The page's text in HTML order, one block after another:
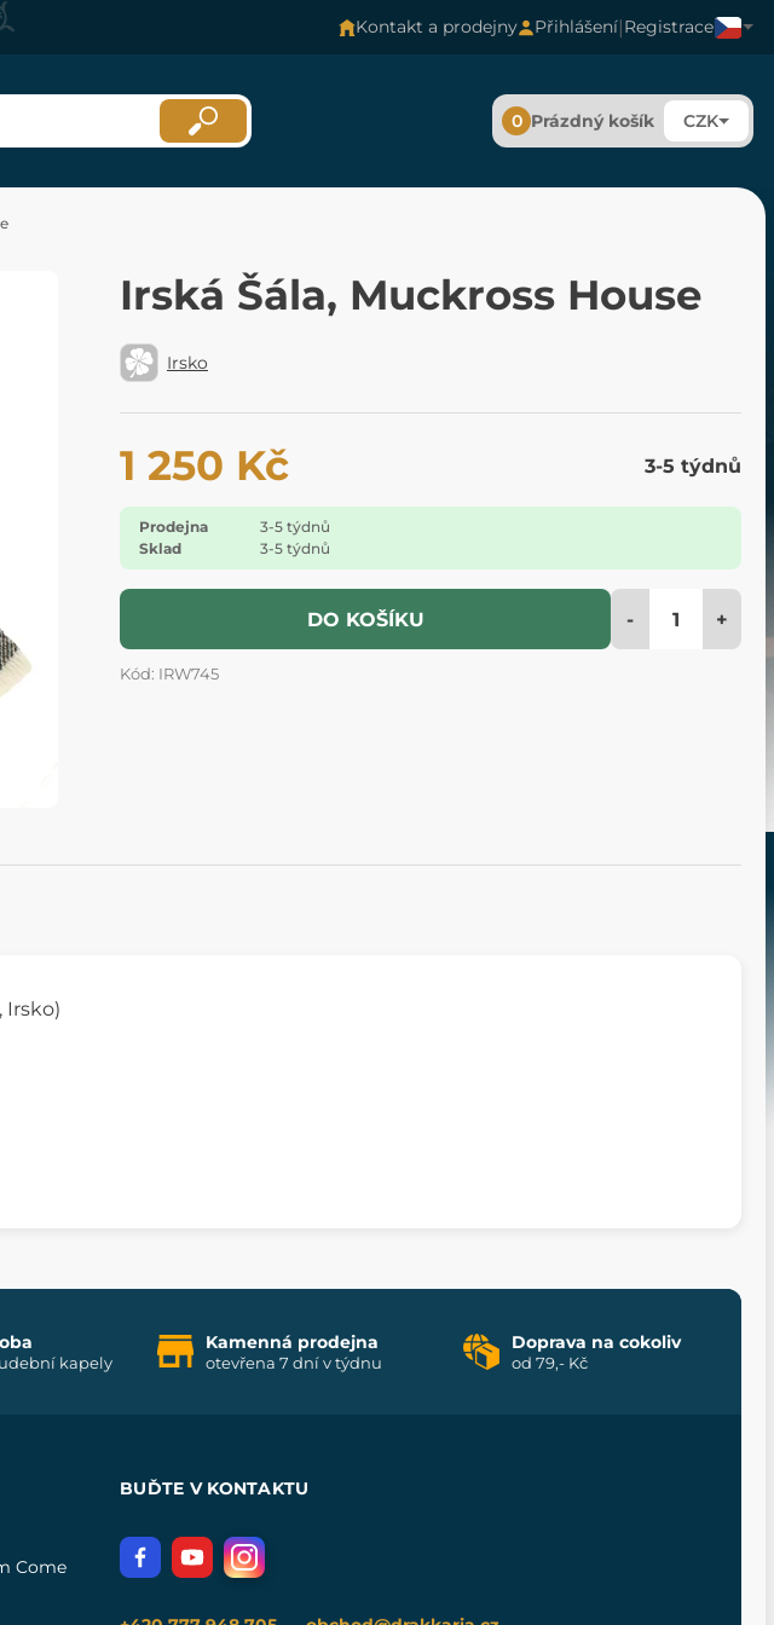
Kontakt a prodejny Přihlášení|Registrace
0 Prázdný košík CZK
Irská Šála, Muckross House
Irsko
1 250 Kč 3-5 týdnů
Prodejna
3-5 týdnů
Sklad
3-5 týdnů
DO KOŠÍKU - +
Kód: IRW745
Irsko)
kapely
Kamenná prodejna
otevřena 7 dní v týdnu
Doprava na cokoliv
od 79,- Kč
Come
BUĎTE V KONTAKTU